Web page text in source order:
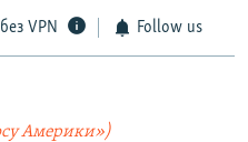
VPN Follow us
Америки»)